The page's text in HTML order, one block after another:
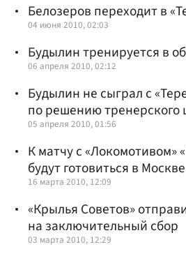
Белозеров переходит в
04 июня 2010, 02:03
Будылин тренируется в
06 апреля 2010, 02:12
Будылин не сыграл с
по решению тренерского
05 апреля 2010, 01:56
К матчу с «Локомотивом»
будут готовиться в Москве
16 марта 2010, 12:09
«Крылья Советов»
на заключительный сбор
03 марта 2010, 12:29